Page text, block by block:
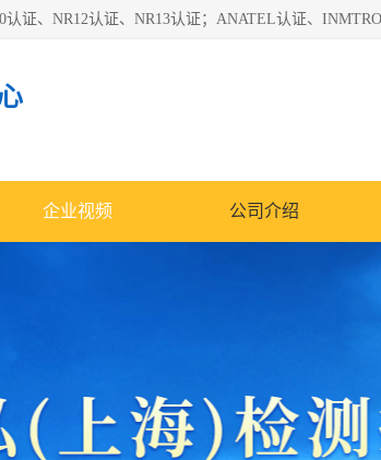
企业视频 公司介绍